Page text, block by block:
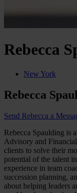
Rebecca
New York
Rebecca
Send Rebecca a
Rebecca Spaulding is
Advisory and
clients to solve their
potential of the talent
experience in team
succession planning,
about helping leaders